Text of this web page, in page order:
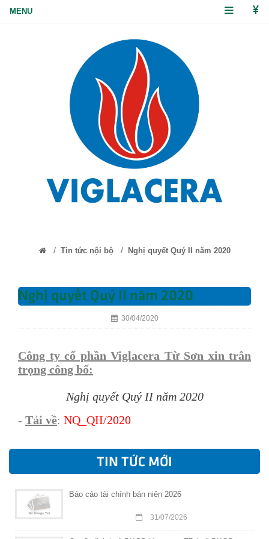
/ Tin tức nội bộ/ Nghị quyết Quý II năm 2020
Nghị quyết Quý II năm 2020
30/04/2020
Công ty cổ phần Viglacera Từ Sơn xin trân
trọng công bố:
Nghị quyết Quý II năm 2020
- Tải về: NQ _QII/2020
TIN TỨC MỚI
Báo cáo tài chính bán niên 2026
31/07/2026